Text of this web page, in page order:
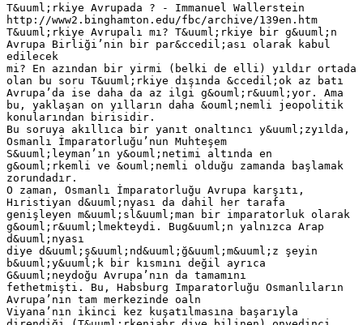
T&uuml;rkiye Avrupada ? - Immanuel Wallerstein
http://www2.binghamton.edu/fbc/archive/139en.htm
T&uuml;rkiye Avrupalı mı? T&uuml;rkiye bir g&uuml;n
Avrupa Birliği’nin bir par&ccedil;ası olarak kabul
edilecek
mi? En azından bir yirmi (belki de elli) yıldır ortada
olan bu soru T&uuml;rkiye dışında &ccedil;ok az batı
Avrupa’da ise daha da az ilgi g&ouml;r&uuml;yor. Ama
bu, yaklaşan on yılların daha &ouml;nemli jeopolitik
konularından birisidir.
Bu soruya akıllıca bir yanıt onaltıncı y&uuml;zyılda,
Osmanlı İmparatorluğu’nun Muhteşem
S&uuml;leyman’ın y&ouml;netimi altında en
g&ouml;rkemli ve &ouml;nemli olduğu zamanda başlamak
zorundadır.
O zaman, Osmanlı İmparatorluğu Avrupa karşıtı,
Hıristiyan d&uuml;nyası da dahil her tarafa
genişleyen m&uuml;sl&uuml;man bir imparatorluk olarak
g&ouml;r&uuml;lmekteydi. Bug&uuml;n yalnızca Arap
d&uuml;nyası
diye d&uuml;ş&uuml;nd&uuml;ğ&uuml;m&uuml;z şeyin
b&uuml;y&uuml;k bir kısmını değil ayrıca
G&uuml;neydoğu Avrupa’nın da tamamını
fethetmişti. Bu, Habsburg Imparatorluğu Osmanlıların
Avrupa’nın tam merkezinde oaln
Viyana’nın ikinci kez kuşatılmasına başarıyla